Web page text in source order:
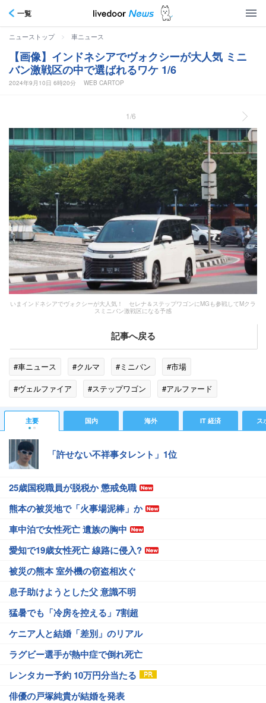
一覧
ニューストップ > 車ニュース
【画像】インドネシアでヴォクシーが大人気 ミニ
バン激戦区の中で選ばれるワケ 1/6
2024年9月10日 6時20分 WEB CARTOP
1/6
いまインドネシアでヴォクシーが大人気！ セレナ＆ステップワゴンにMGも参戦してMクラ
スミニバン激戦区になる予感
記事へ戻る
#車ニュース #クルマ #ミニバン
#市場
#ヴェルファイア
#ステップワゴン
#アルファード
#ホンダ
#トヨタ自動車 #ジャカルタ
#インドネシア
#東南アジア
主要 国内 海外 IT 経済 ス
「許せない不祥事タレント」1位
25歳国税職員が脱税か 懲戒免職
熊本の被災地で「火事場泥棒」か
車中泊で女性死亡 遺族の胸中
愛知で19歳女性死亡 線路に侵入?
被災の熊本 室外機の窃盗相次ぐ
息子助けようとした父 意識不明
猛暑でも「冷房を控える」7割超
ケニア人と結婚「差別」のリアル
ラグビー選手が熱中症で倒れ死亡
レンタカー予約 10万円分当たる
俳優の戸塚純貴が結婚を発表